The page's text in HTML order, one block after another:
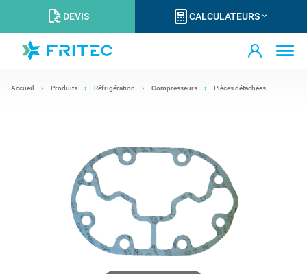
DEVIS CALCULATEURS
Accueil Produits Réfrigération Compresseurs Pièces détachées